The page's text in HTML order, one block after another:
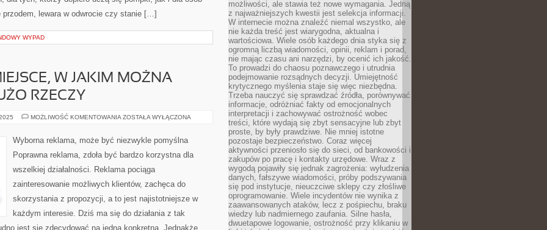
lewara w odwrocie czy stanie […]
WYPAD
W JAKIM MOŻNA
RZECZY
MOŻLIWOŚĆ KOMENTOWANIA WARSZAWA
JAKIM
NIESŁYCHANIE
RZECZY
ZOSTAŁA WYŁĄCZONA
Wyborna reklama, może być niezwykle pomyślna
Poprawna reklama, zdoła być bardzo korzystna dla
wszelkiej działalności. Reklama pociąga
zainteresowanie możliwych klientów, zachęca do
skorzystania z propozycji, a to jest najistotniejsze w
każdym interesie. Dziś ma się do działania z tak
jest się zdecydować na jedną konkretną. Jednakże
możliwości, ale stawia też nowe wymagania. Jedną
z najważniejszych kwestii jest selekcja informacji.
W internecie można znaleźć niemal wszystko, ale
nie każda treść jest wiarygodna, aktualna i
wartościowa. Wiele osób każdego dnia styka się z
ogromną liczbą wiadomości, opinii, reklam i porad,
nie mając czasu ani narzędzi, by ocenić ich jakość.
To prowadzi do chaosu poznawczego i utrudnia
podejmowanie rozsądnych decyzji. Umiejętność
krytycznego myślenia staje się więc niezbędna.
Trzeba nauczyć się sprawdzać źródła, porównywać
informacje, odróżniać fakty od emocjonalnych
interpretacji i zachowywać ostrożność wobec
treści, które wydają się zbyt sensacyjne lub zbyt
proste, by były prawdziwe. Nie mniej istotne
pozostaje bezpieczeństwo. Coraz więcej
aktywności przeniosło się do sieci, od bankowości i
zakupów po pracę i kontakty urzędowe. Wraz z
wygodą pojawiły się jednak zagrożenia: wyłudzenia
danych, fałszywe wiadomości, próby podszywania
się pod instytucje, nieuczciwe sklepy czy złośliwe
oprogramowanie. Wiele incydentów nie wynika z
zaawansowanych ataków, lecz z pośpiechu, braku
wiedzy lub nadmiernego zaufania. Silne hasła,
dwuetapowe logowanie, ostrożność przy klikaniu w